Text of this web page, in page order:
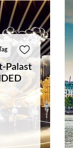
Palast